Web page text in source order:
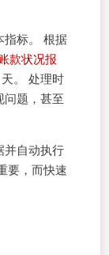
指标。 根据
款状况报
。 处理时
问题，甚至
并自动执行
要，而快速